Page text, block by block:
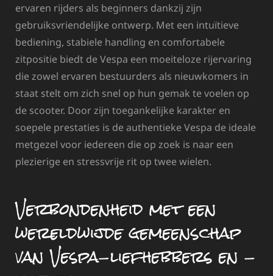
ervaren rijders als beginners dankzij zijn
gebruiksvriendelijke ontwerp. Met een intuïtieve
bediening, stabiele handling en comfortabele
zitpositie biedt de Vespa een moeiteloze rijervaring
die zowel ervaren bestuurders als nieuwkomers in
staat stelt om zich snel op hun gemak te voelen op
de scooter. Door zijn toegankelijke karakter en
soepele prestaties is de authentieke Vespa de ideale
metgezel voor iedereen die op zoek is naar een
plezierige en stressvrije rit op twee wielen.
Verbondenheid met een
wereldwijde gemeenschap
van Vespa-liefhebbers en -